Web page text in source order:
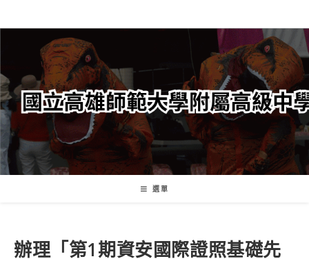
轉
要
內
容
選單
辦理「第1期資安國際證照基礎先